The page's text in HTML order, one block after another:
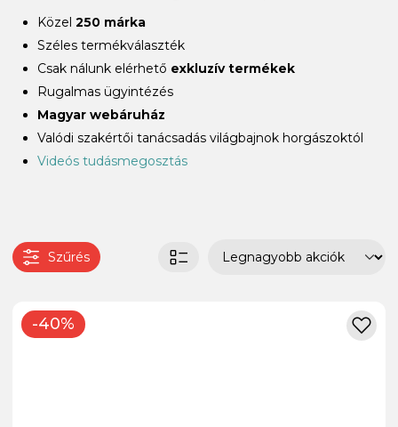
Közel 250 márka
Széles termékválaszték
Csak nálunk elérhető exkluzív termékek
Rugalmas ügyintézés
Magyar webáruház
Valódi szakértői tanácsadás világbajnok horgászoktól
Videós tudásmegosztás
Szűrés
-40%